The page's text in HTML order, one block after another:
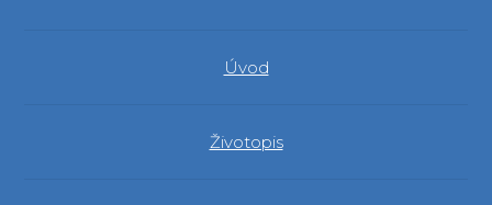
Úvod
Životopis